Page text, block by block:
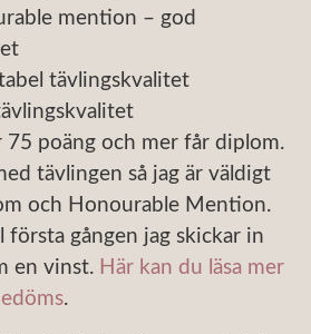
mention – god
tävlingskvalitet
75 poäng och mer får diplom.
tävlingen så jag är väldigt
och Honourable Mention.
första gången jag skickar in
en vinst.
Här kan du läsa mer
.